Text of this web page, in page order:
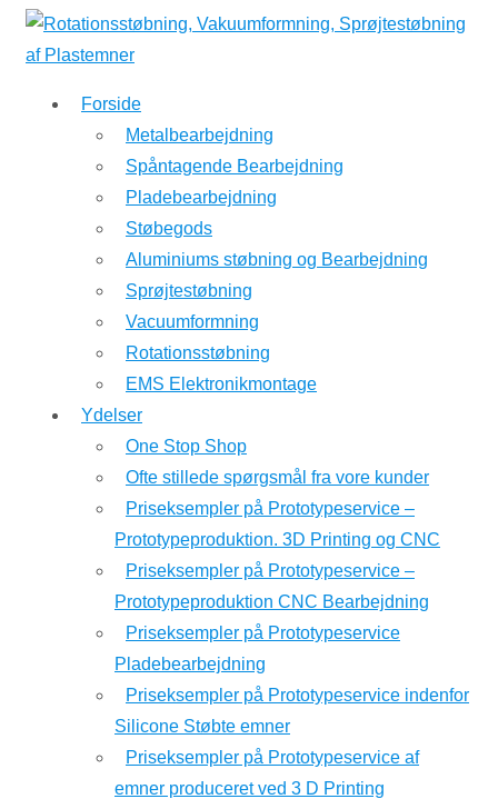
↓
Hop
hovedindhold
Forside
Metalbearbejdning
Spåntagende Bearbejdning
Pladebearbejdning
Støbegods
Aluminiums støbning og Bearbejdning
Sprøjtestøbning
Vacuumformning
Rotationsstøbning
EMS Elektronikmontage
Ydelser
One Stop Shop
Ofte stillede spørgsmål fra vore kunder
Priseksempler på Prototypeservice –
Prototypeproduktion. 3D Printing og CNC
Priseksempler på Prototypeservice –
Prototypeproduktion CNC Bearbejdning
Priseksempler på Prototypeservice
Pladebearbejdning
Priseksempler på Prototypeservice indenfor
Silicone Støbte emner
Priseksempler på Prototypeservice af
emner produceret ved 3 D Printing